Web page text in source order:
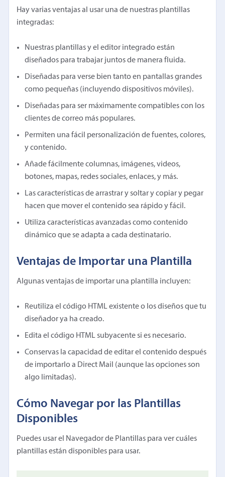
Hay varias ventajas al usar una de nuestras plantillas
integradas:
Nuestras plantillas y el editor integrado están
diseñados para trabajar juntos de manera fluida.
Diseñadas para verse bien tanto en pantallas grandes
como pequeñas (incluyendo dispositivos móviles).
Diseñadas para ser máximamente compatibles con los
clientes de correo más populares.
Permiten una fácil personalización de fuentes, colores,
y contenido.
Añade fácilmente columnas, imágenes, videos,
botones, mapas, redes sociales, enlaces, y más.
Las características de arrastrar y soltar y copiar y pegar
hacen que mover el contenido sea rápido y fácil.
Utiliza características avanzadas como contenido
dinámico que se adapta a cada destinatario.
Ventajas de Importar una Plantilla
Algunas ventajas de importar una plantilla incluyen:
Reutiliza el código HTML existente o los diseños que tu
diseñador ya ha creado.
Edita el código HTML subyacente si es necesario.
Conservas la capacidad de editar el contenido después
de importarlo a Direct Mail (aunque las opciones son
algo limitadas).
Cómo Navegar por las Plantillas
Disponibles
Puedes usar el Navegador de Plantillas para ver cuáles
plantillas están disponibles para usar.